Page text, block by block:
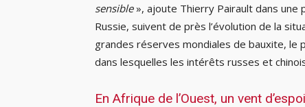
sensible», ajoute Thierry Pairault dans une
Russie, suivent de près l’évolution de la
grandes réserves mondiales de bauxite, le
dans lesquelles les intérêts russes et
En Afrique de l’Ouest, un vent